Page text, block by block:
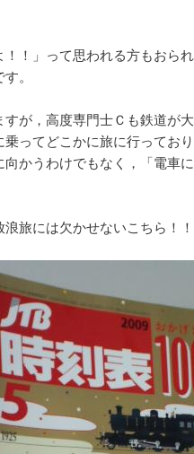
！！」って思われる方もおられ
。
すが，高度専門士Ｃも鉄道が
ってどこかに旅に行っており
かうわけでもなく，「電車
旅には欠かせないこちら！！